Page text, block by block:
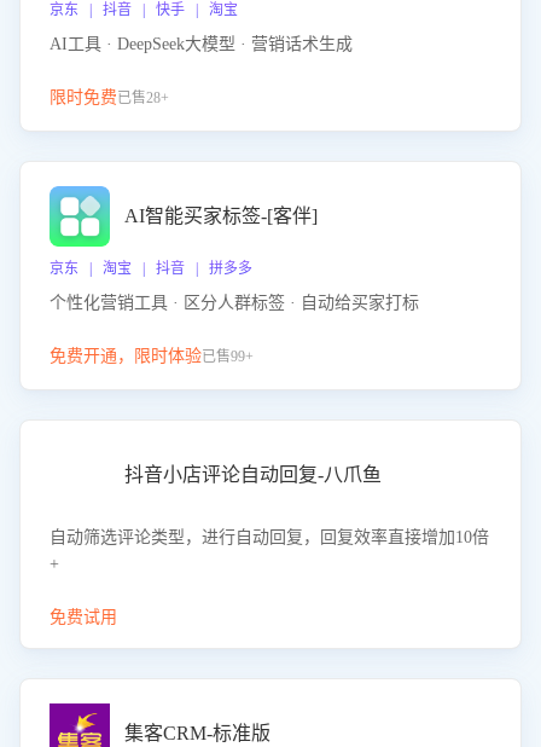
京东 | 抖音 | 快手 | 淘宝
AI工具 · DeepSeek大模型 · 营销话术生成
限时免费已售28+
AI智能买家标签-[客伴]
京东 | 淘宝 | 抖音 | 拼多多
个性化营销工具 · 区分人群标签 · 自动给买家打标
免费开通，限时体验已售99+
抖音小店评论自动回复-八爪鱼
自动筛选评论类型，进行自动回复，回复效率直接增加10倍
+
免费试用
集客CRM-标准版